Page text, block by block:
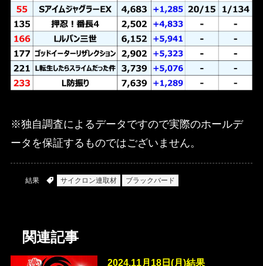
※独自調査によるデータですので実際のホールデ
ータを保証するものではございません。
結果 サイクロン連取材 ブラックバード
関連記事
2024.11月18日(月)結果